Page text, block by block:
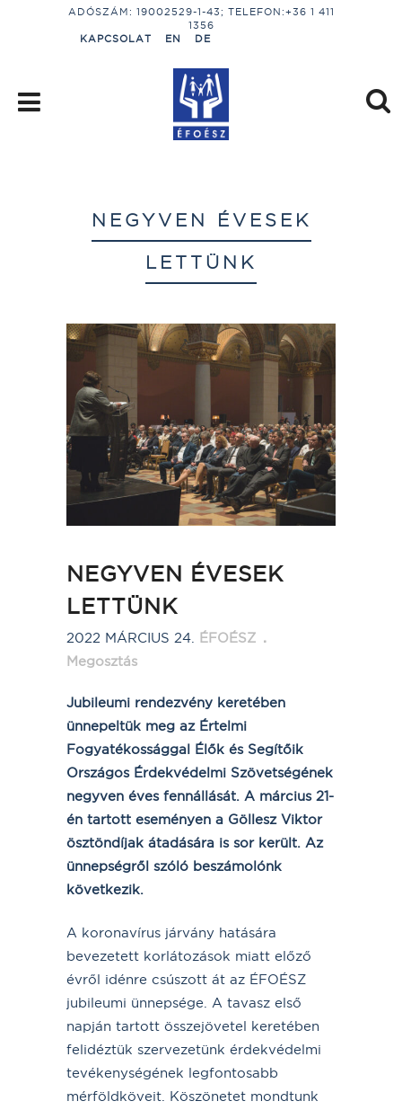
ADÓSZÁM: 19002529-1-43; TELEFON:+36 1 411
1356
KAPCSOLAT
EN DE
NEGYVEN ÉVESEK
LETTÜNK
NEGYVEN ÉVESEK
LETTÜNK
2022 MÁRCIUS 24. ÉFOÉSZ
Megosztás
Jubileumi rendezvény keretében
ünnepeltük meg az Értelmi
Fogyatékossággal Élők és Segítőik
Országos Érdekvédelmi Szövetségének
negyven éves fennállását. A március 21-
én tartott eseményen a Göllesz Viktor
ösztöndíjak átadására is sor került. Az
ünnepségről szóló beszámolónk
következik.
A koronavírus járvány hatására
bevezetett korlátozások miatt előző
évről idénre csúszott át az ÉFOÉSZ
jubileumi ünnepsége. A tavasz első
napján tartott összejövetel keretében
felidéztük szervezetünk érdekvédelmi
tevékenységének legfontosabb
mérföldköveit. Köszönetet mondtunk